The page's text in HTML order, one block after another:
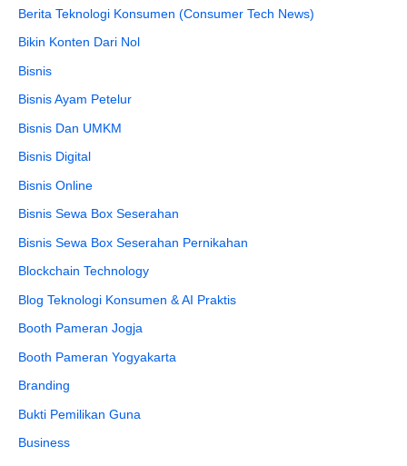
Berita Teknologi Konsumen (Consumer Tech News)
Bikin Konten Dari Nol
Bisnis
Bisnis Ayam Petelur
Bisnis Dan UMKM
Bisnis Digital
Bisnis Online
Bisnis Sewa Box Seserahan
Bisnis Sewa Box Seserahan Pernikahan
Blockchain Technology
Blog Teknologi Konsumen & AI Praktis
Booth Pameran Jogja
Booth Pameran Yogyakarta
Branding
Bukti Pemilikan Guna
Business